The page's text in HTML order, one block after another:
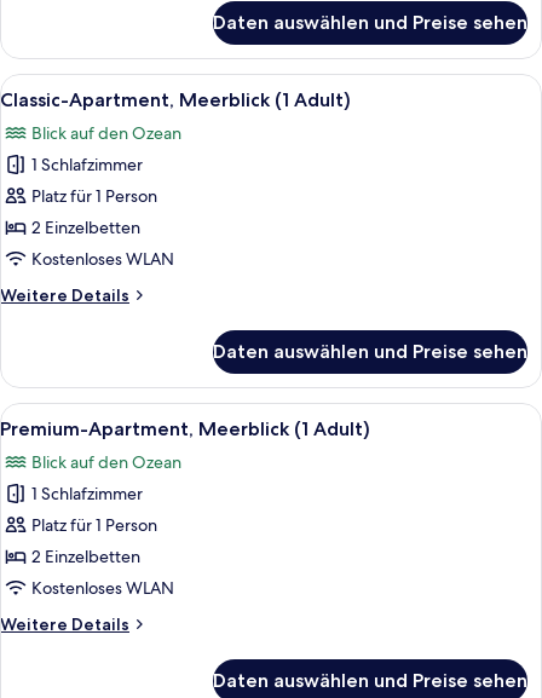
Apartment,
eingeschränkter
Meerblick
Adult)
Daten auswählen und Preise sehen
Alle
Fotos
für
Classic-
Apartment,
Meerblick
(1
anzeigen
Eine Terrasse mit Blick auf das Meer
25
Classic-Apartment, Meerblick (1 Adult)
Blick auf den Ozean
1 Schlafzimmer
Platz für 1 Person
2 Einzelbetten
Kostenloses WLAN
Weitere Details
Weitere
Apartment,
Meerblick
(1
Daten auswählen und Preise sehen
Alle
Fotos
für
Premium-
Apartment,
Meerblick
(1
anzeigen
Ein Hotelzimmer mit zwei Betten,
19
Premium-Apartment, Meerblick (1 Adult)
Blick auf den Ozean
1 Schlafzimmer
Platz für 1 Person
2 Einzelbetten
Kostenloses WLAN
Weitere Details
Weitere
Daten auswählen und Preise sehen